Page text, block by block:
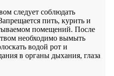
следует соблюдать
пить, курить и
помещений. После
необходимо вымыть
водой рот и
в органы дыхания, глаза